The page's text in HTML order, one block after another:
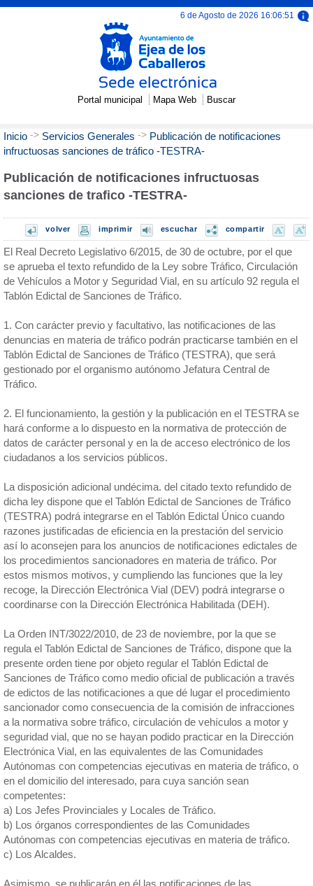
6 de Agosto de 2026 16:06:51
Portal municipal Mapa Web Buscar
Inicio -> Servicios Generales -> Publicación de notificaciones
infructuosas sanciones de tráfico -TESTRA-
Publicación de notificaciones infructuosas
sanciones de trafico -TESTRA-
volver imprimir escuchar compartir
El Real Decreto Legislativo 6/2015, de 30 de octubre, por el que
se aprueba el texto refundido de la Ley sobre Tráfico, Circulación
de Vehículos a Motor y Seguridad Vial, en su artículo 92 regula el
Tablón Edictal de Sanciones de Tráfico.
1. Con carácter previo y facultativo, las notificaciones de las
denuncias en materia de tráfico podrán practicarse también en el
Tablón Edictal de Sanciones de Tráfico (TESTRA), que será
gestionado por el organismo autónomo Jefatura Central de
Tráfico.
2. El funcionamiento, la gestión y la publicación en el TESTRA se
hará conforme a lo dispuesto en la normativa de protección de
datos de carácter personal y en la de acceso electrónico de los
ciudadanos a los servicios públicos.
La disposición adicional undécima. del citado texto refundido de
dicha ley dispone que el Tablón Edictal de Sanciones de Tráfico
(TESTRA) podrá integrarse en el Tablón Edictal Único cuando
razones justificadas de eficiencia en la prestación del servicio
así lo aconsejen para los anuncios de notificaciones edictales de
los procedimientos sancionadores en materia de tráfico. Por
estos mismos motivos, y cumpliendo las funciones que la ley
recoge, la Dirección Electrónica Vial (DEV) podrá integrarse o
coordinarse con la Dirección Electrónica Habilitada (DEH).
La Orden INT/3022/2010, de 23 de noviembre, por la que se
regula el Tablón Edictal de Sanciones de Tráfico, dispone que la
presente orden tiene por objeto regular el Tablón Edictal de
Sanciones de Tráfico como medio oficial de publicación a través
de edictos de las notificaciones a que dé lugar el procedimiento
sancionador como consecuencia de la comisión de infracciones
a la normativa sobre tráfico, circulación de vehículos a motor y
seguridad vial, que no se hayan podido practicar en la Dirección
Electrónica Vial, en las equivalentes de las Comunidades
Autónomas con competencias ejecutivas en materia de tráfico, o
en el domicilio del interesado, para cuya sanción sean
competentes:
a) Los Jefes Provinciales y Locales de Tráfico.
b) Los órganos correspondientes de las Comunidades
Autónomas con competencias ejecutivas en materia de tráfico.
c) Los Alcaldes.